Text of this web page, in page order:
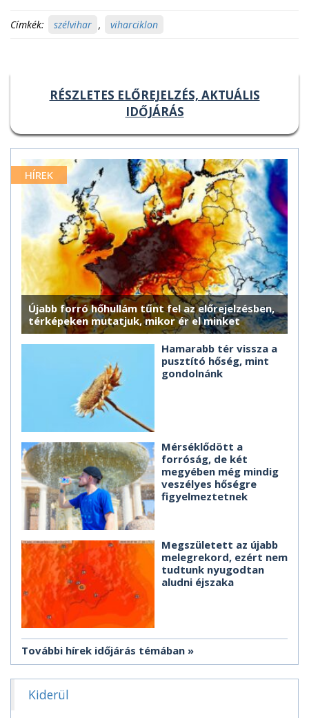
Címkék: szélvihar , viharciklon
RÉSZLETES ELŐREJELZÉS, AKTUÁLIS
IDŐJÁRÁS
HÍREK
Újabb forró hőhullám tűnt fel az előrejelzésben,
térképeken mutatjuk, mikor ér el minket
Hamarabb tér vissza a
pusztító hőség, mint
gondolnánk
Mérséklődött a
forróság, de két
megyében még mindig
veszélyes hőségre
figyelmeztetnek
Megszületett az újabb
melegrekord, ezért nem
tudtunk nyugodtan
aludni éjszaka
További hírek időjárás témában
Kiderül